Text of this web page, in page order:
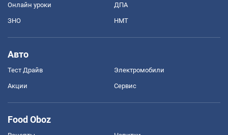
Онлайн уроки ДПА
ЗНО НМТ
Авто
Тест Драйв Электромобили
Акции Сервис
Food Oboz